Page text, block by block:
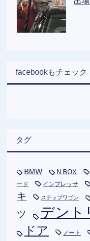
facebookもチェック
タグ
BMW N BOX
ード
インプレッサ
キ
ステップワゴン
ツ
デント
ドア
ノート